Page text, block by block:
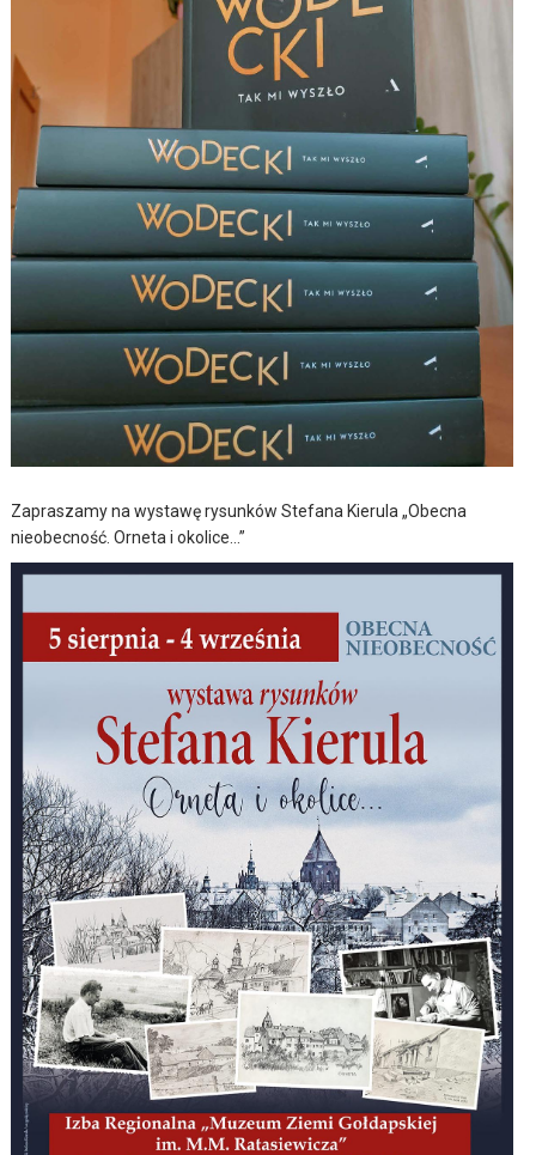
Zapraszamy na wystawę rysunków Stefana Kierula „Obecna
nieobecność. Orneta i okolice…”